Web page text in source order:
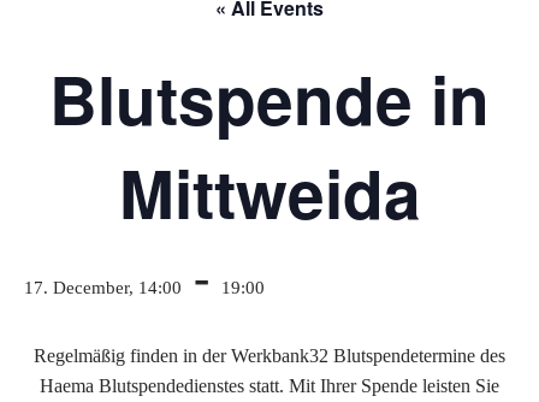
« All Events
Blutspende in
Mittweida
17. December, 14:00 - 19:00
Regelmäßig finden in der Werkbank32 Blutspendetermine des
Haema Blutspendedienstes statt. Mit Ihrer Spende leisten Sie